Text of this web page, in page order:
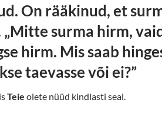
On rääkinud, et
surma hirm,
hirm. Mis saab
taevasse või ei?”
Teie olete nüüd kindlasti seal.